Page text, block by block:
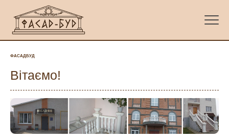
ФАСАДБУД
Вітаємо!